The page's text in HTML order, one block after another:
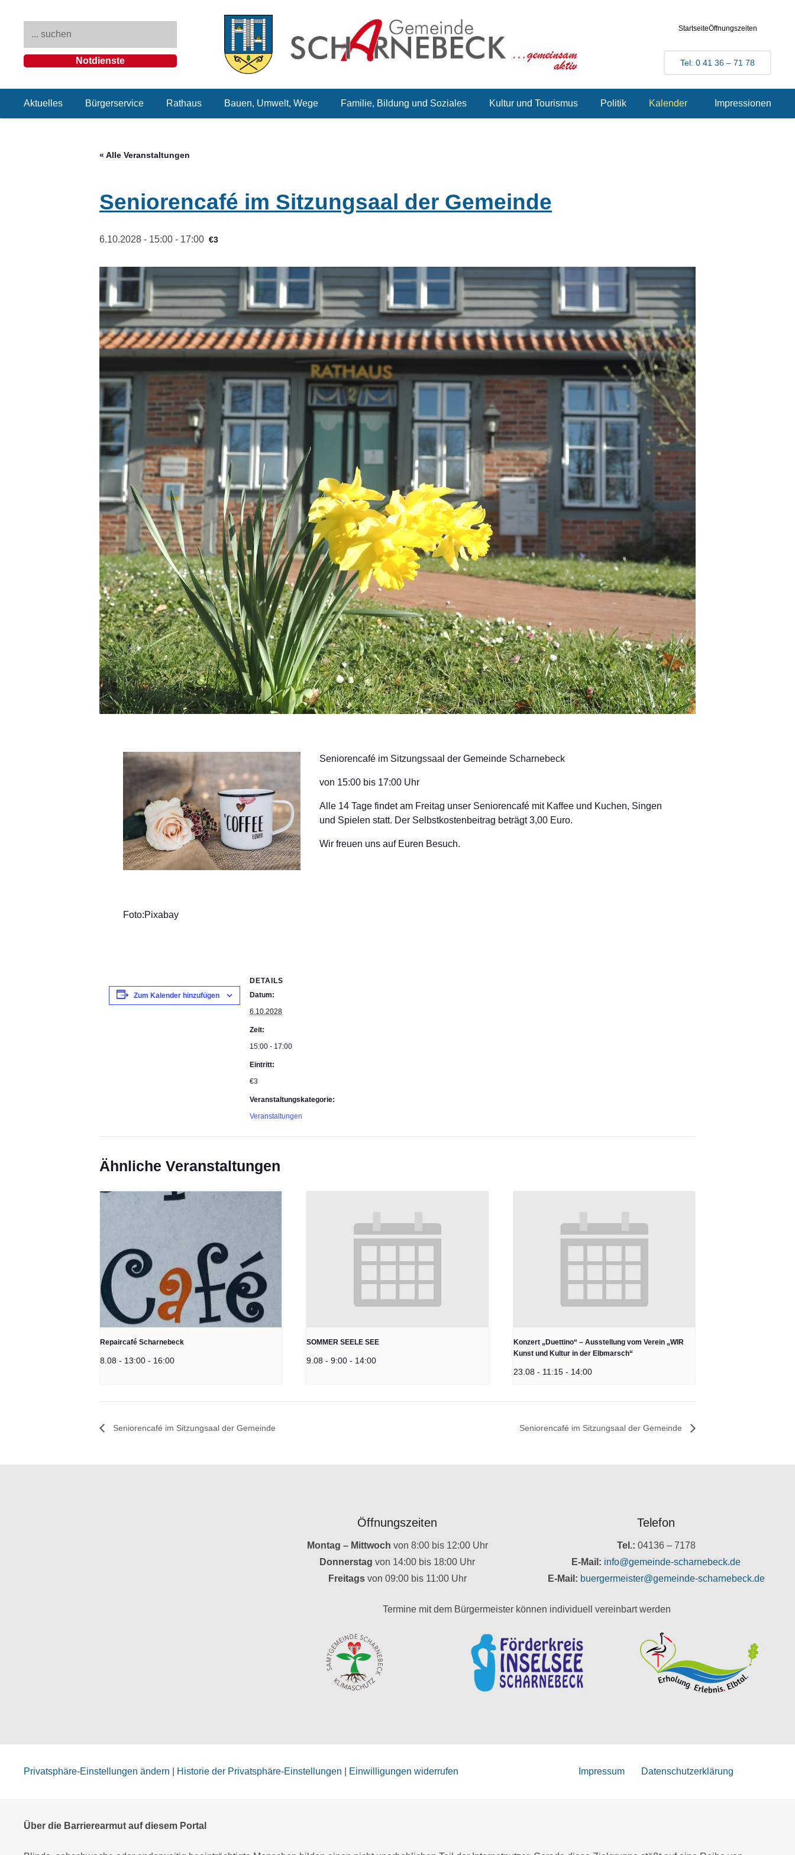
Notdienste
StartseiteÖffnungszeiten
Tel: 0 41 36 – 71 78
Aktuelles Bürgerservice Rathaus Bauen, Umwelt, Wege Familie, Bildung und Soziales Kultur und Tourismus Politik Kalender Impressionen
« Alle Veranstaltungen
Seniorencafé im Sitzungsaal der Gemeinde
6.10.2028 - 15:00 - 17:00 €3
Seniorencafé im Sitzungssaal der Gemeinde Scharnebeck
von 15:00 bis 17:00 Uhr
Alle 14 Tage findet am Freitag unser Seniorencafé mit Kaffee und Kuchen, Singen
und Spielen statt. Der Selbstkostenbeitrag beträgt 3,00 Euro.
Wir freuen uns auf Euren Besuch.
Foto:Pixabay
Zum Kalender hinzufügen
DETAILS
Datum:
6.10.2028
Zeit:
15:00 - 17:00
Eintritt:
€3
Veranstaltungskategorie:
Veranstaltungen
Ähnliche Veranstaltungen
Repaircafé Scharnebeck
8.08 - 13:00 - 16:00
SOMMER SEELE SEE
9.08 - 9:00 - 14:00
Konzert „Duettino“ – Ausstellung vom Verein „WIR
Kunst und Kultur in der Elbmarsch“
23.08 - 11:15 - 14:00
Seniorencafé im Sitzungsaal der Gemeinde Seniorencafé im Sitzungsaal der Gemeinde
Öffnungszeiten
Montag – Mittwoch von 8:00 bis 12:00 Uhr
Donnerstagvon 14:00 bis 18:00 Uhr
Freitags von 09:00 bis 11:00 Uhr
Telefon
Tel.: 04136 – 7178
E-Mail: info@gemeinde-scharnebeck.de
E-Mail: buergermeister@gemeinde-scharnebeck.de
Termine mit dem Bürgermeister können individuell vereinbart werden
Privatsphäre-Einstellungen ändern Historie der Privatsphäre-Einstellungen Einwilligungen widerrufen Impressum Datenschutzerklärung
Über die Barrierearmut auf diesem Portal